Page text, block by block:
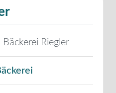
Bäckerei Riegler